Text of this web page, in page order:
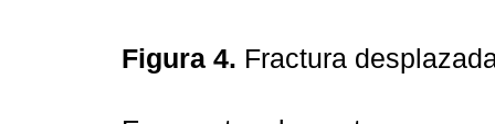
Figura 4. Fractura